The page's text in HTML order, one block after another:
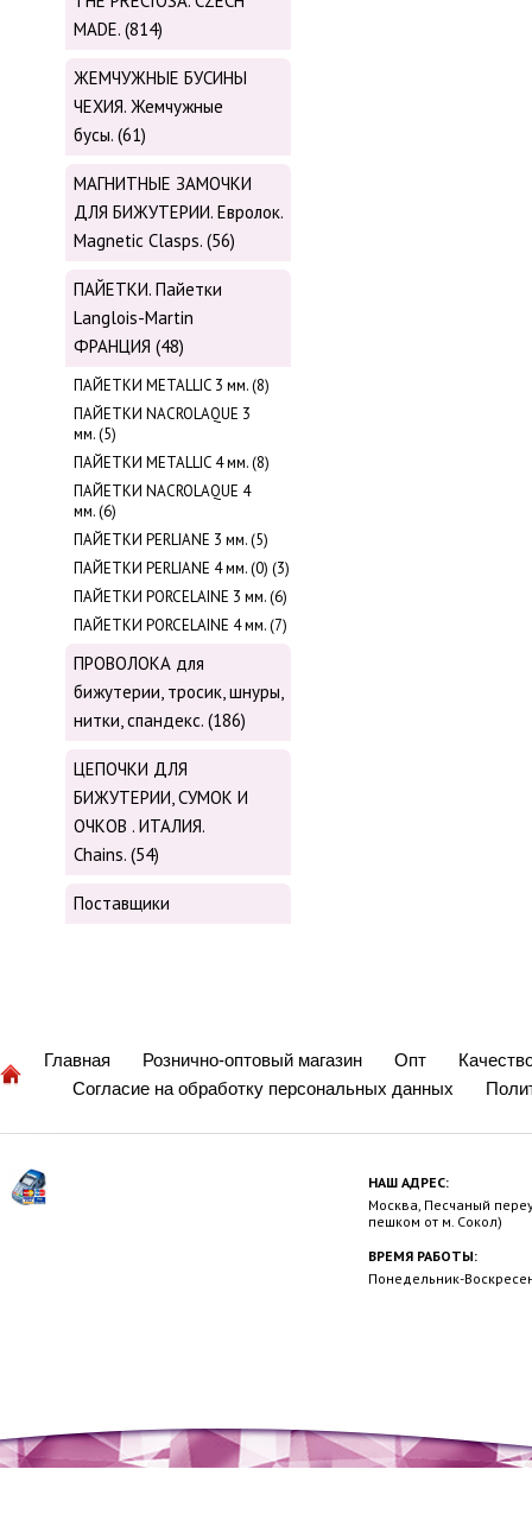
MADE. (814)
ЖЕМЧУЖНЫЕ БУСИНЫ
ЧЕХИЯ. Жемчужные
бусы. (61)
МАГНИТНЫЕ ЗАМОЧКИ
ДЛЯ БИЖУТЕРИИ. Евролок.
Magnetic Сlasps. (56)
ПАЙЕТКИ. Пайетки
Langlois-Martin
ФРАНЦИЯ (48)
ПАЙЕТКИ METALLIC 3 мм. (8)
ПАЙЕТКИ NACROLAQUE 3
мм. (5)
ПАЙЕТКИ METALLIC 4 мм. (8)
ПАЙЕТКИ NACROLAQUE 4
мм. (6)
ПАЙЕТКИ PERLIANE 3 мм. (5)
ПАЙЕТКИ PERLIANE 4 мм. (0) (3)
ПАЙЕТКИ PORCELAINE 3 мм. (6)
ПАЙЕТКИ PORCELAINE 4 мм. (7)
ПРОВОЛОКА для
бижутерии, тросик, шнуры,
нитки, cпандекс. (186)
ЦЕПОЧКИ ДЛЯ
БИЖУТЕРИИ, СУМОК И
ОЧКОВ . ИТАЛИЯ.
Chains. (54)
Поставщики
Главная Рознично-оптовый магазин Опт
Согласие на обработку персональных данных
НАШ АДРЕС:
Москва, Песчаный
пешком от м. Сокол)
ВРЕМЯ РАБОТЫ:
Понедельник-